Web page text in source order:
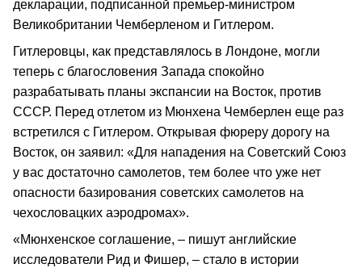
декларации, подписанной премьер-министром
Великобритании Чемберленом и Гитлером.
Гитлеровцы, как представлялось в Лондоне, могли
теперь с благословения Запада спокойно
разрабатывать планы экспансии на Восток, против
СССР. Перед отлетом из Мюнхена Чемберлен еще раз
встретился с Гитлером. Открывая фюреру дорогу на
Восток, он заявил: «Для нападения на Советский Союз
у вас достаточно самолетов, тем более что уже нет
опасности базирования советских самолетов на
чехословацких аэродромах».
«Мюнхенское соглашение, – пишут английские
исследователи Рид и Фишер, – стало в истории